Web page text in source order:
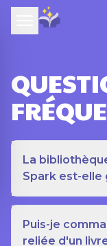
La
Spark est-elle
Puis-je
reliée d'un